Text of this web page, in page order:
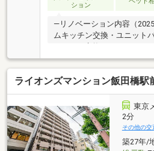
ション
―リノベーション内容（
ムキッチン交換・ユニット
・トイレ交換・フローリン
ロス貼替 ・洗濯機用防水パン交
用設備―・2023年3月大規模
有人管理（夜間は警備員常
し可能なクリーンステーシ
設（一部有償）（アトリウ
ルーム、ジェイサロン、 シ
ム等）
ライオンズマンション飯田橋駅
東京
2分
その他の交
築27年/